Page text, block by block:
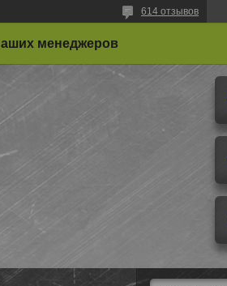
614 отзывов
менеджеров